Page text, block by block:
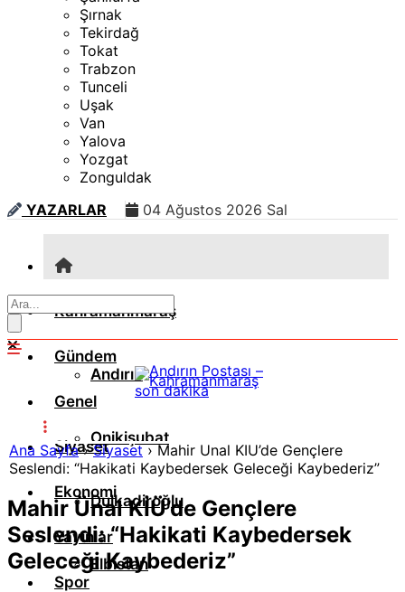
Şırnak
Tekirdağ
Tokat
Trabzon
Tunceli
Uşak
Van
Yalova
Yozgat
Zonguldak
YAZARLAR
04 Ağustos 2026 Sal
Kahramanmaraş
Andırın
Onikişubat
Dulkadiroğlu
Elbistan
Gündem
Genel
Siyaset
Ekonomi
Yayınlar
Spor
Ana Sayfa›Siyaset›Mahir Ünal KİÜ’de Gençlere
Seslendi: “Hakikati Kaybedersek Geleceği Kaybederiz”
Mahir Ünal KİÜ’de Gençlere
Seslendi: “Hakikati Kaybedersek
Geleceği Kaybederiz”